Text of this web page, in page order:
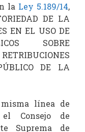
la Ley 5.189/14,
DE LA
EN EL USO DE
SOBRE
DE LA
línea de
el Consejo de
Suprema de